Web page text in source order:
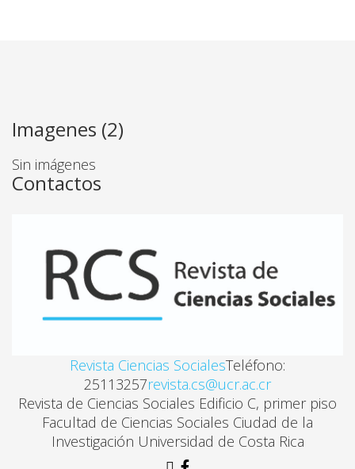
Imagenes (2)
Sin imágenes
Contactos
Revista Ciencias SocialesTeléfono:
25113257revista.cs@ucr.ac.cr
Revista de Ciencias Sociales Edificio C, primer piso
Facultad de Ciencias Sociales Ciudad de la
Investigación Universidad de Costa Rica